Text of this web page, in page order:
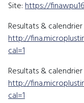
Site:https://
Resultats &
http://
cal=1
Resultats &
http://
cal=1